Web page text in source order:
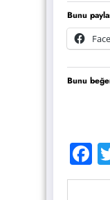
Bunu
Bunu